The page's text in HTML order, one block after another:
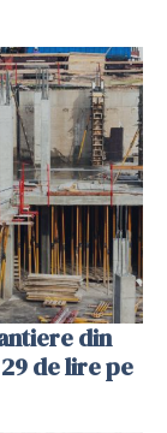
din
de lire pe